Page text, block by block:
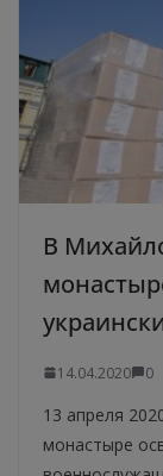
В
14.04.2020 0
13 апреля
монастыре